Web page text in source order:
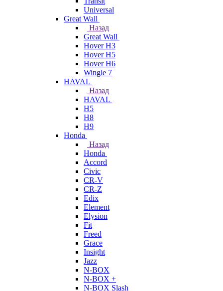
Universal
Great Wall
Назад
Great Wall
Hover H3
Hover H5
Hover H6
Wingle 7
HAVAL
Назад
HAVAL
H5
H8
H9
Honda
Назад
Honda
Accord
Civic
CR-V
CR-Z
Edix
Element
Elysion
Fit
Freed
Grace
Insight
Jazz
N-BOX
N-BOX +
N-BOX Slash